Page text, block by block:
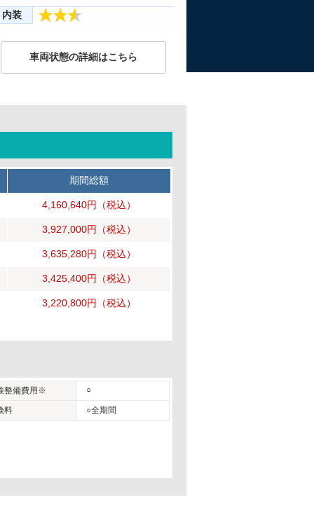
内装
車両状態の詳細はこちら
期間総額
4,160,640円 （税込）
3,927,000円 （税込）
3,635,280円 （税込）
3,425,400円 （税込）
3,220,800円 （税込）
整備費用※ ○
料
○全期間